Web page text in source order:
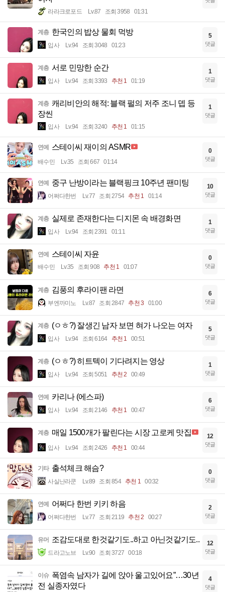
라라크로포드 Lv.87 조회 3958 01:31
계층 한국인의 밥상 물회 먹방
입사 Lv.94 조회 3048 01:23
5
댓글
계층 서로 민망한 순간
입사 Lv.94 조회 3393 추천 1 01:19
1
댓글
계층 캐리비안의 해적: 블랙 펄의 저주 조니 뎁 등
장씬
입사 Lv.94 조회 3240 추천 1 01:15
1
댓글
연예 스테이씨 재이의 ASMR
배수민 Lv.35 조회 667 01:14
0
댓글
연예 중구 난방이라는 블랙핑크 10주년 팬미팅
어쩌다한번 Lv.77 조회 2754 추천 1 01:14
10
댓글
계층 실제로 존재한다는 디지몬 속 배경화면
입사 Lv.94 조회 2391 01:11
1
댓글
연예 스테이씨 자윤
배수민 Lv.35 조회 908 추천 1 01:07
0
댓글
계층 김풍의 후라이팬 라면
부엔까미노 Lv.87 조회 2847 추천 3 01:00
6
댓글
계층 (ㅇㅎ?) 잘생긴 남자 보면 혀가 나오는 여자
입사 Lv.94 조회 6164 추천 1 00:51
5
댓글
계층 (ㅇㅎ?) 히트텍이 기다려지는 영상
입사 Lv.94 조회 5051 추천 2 00:49
1
댓글
연예 카리나 (에스파)
입사 Lv.94 조회 2146 추천 1 00:47
6
댓글
계층 매일 1500개가 팔린다는 시장 고로케 맛집
입사 Lv.94 조회 2426 추천 1 00:44
12
댓글
기타 출석체크 해슴?
사실난라쿤 Lv.89 조회 854 추천 1 00:32
0
댓글
연예 어쩌다 한번 키키 하음
어쩌다한번 Lv.77 조회 2119 추천 2 00:27
2
댓글
유머 조감도대로 한것같기도..하고 아닌것같기도..
드라고노브 Lv.90 조회 3727 00:18
12
댓글
이슈 폭염속 남자가 길에 앉아 울고있어요”…30년
전 실종자였다
4
댓글